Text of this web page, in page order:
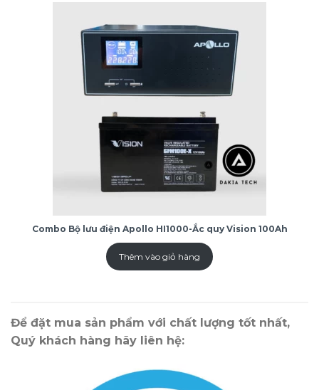
Combo Bộ lưu điện Apollo HI1000-Ắc quy Vision 100Ah
Thêm vào giỏ hàng
Để đặt mua sản phẩm với chất lượng tốt nhất,
Quý khách hàng hãy liên hệ: